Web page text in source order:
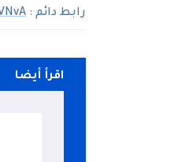
رابط دائم :
اقرأ أيضا